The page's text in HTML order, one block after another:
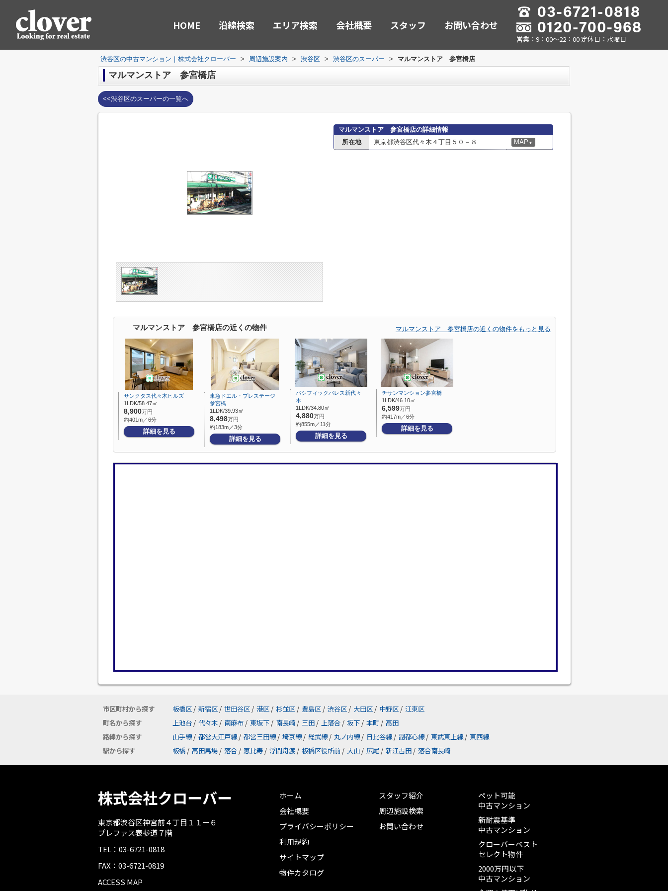
HOME 沿線検索 エリア検索 会社概要 スタッフ お問い合わせ
営業：9：00～22：00 定休日：水曜日
渋谷区の中古マンション｜株式会社クローバー > 周辺施設案内 > 渋谷区 > 渋谷区のスーパー > マルマンストア 参宮橋店
マルマンストア 参宮橋店
<<渋谷区のスーパーの一覧へ
マルマンストア 参宮橋店の詳細情報
所在地
東京都渋谷区代々木４丁目５０－８ MAP ▼
マルマンストア 参宮橋店の近くの物件 マルマンストア 参宮橋店の近くの物件をもっと見る
サンクタス代々木ヒルズ
1LDK/58.47㎡
8,900万円
約401m／6分
詳細を見る
東急ドエル・プレステージ
参宮橋
1LDK/39.93㎡
8,498万円
約183m／3分
詳細を見る
パシフィックパレス新代々
木
1LDK/34.80㎡
4,880万円
約855m／11分
詳細を見る
チサンマンション参宮橋
1LDK/46.10㎡
6,599万円
約417m／6分
詳細を見る
市区町村から探す 板橋区 / 新宿区 / 世田谷区 / 港区 / 杉並区 / 豊島区 / 渋谷区 / 大田区 / 中野区 / 江東区
町名から探す
上池台 / 代々木 / 南麻布 / 東坂下 / 南長崎 / 三田 / 上落合 / 坂下 / 本町 / 高田
路線から探す
山手線 / 都営大江戸線 / 都営三田線 / 埼京線 / 総武線 / 丸ノ内線 / 日比谷線 / 副都心線 / 東武東上線 / 東西線
駅から探す
板橋 / 高田馬場 / 落合 / 恵比寿 / 浮間舟渡 / 板橋区役所前 / 大山 / 広尾 / 新江古田 / 落合南長崎
株式会社クローバー
東京都渋谷区神宮前４丁目１１ー６
プレファス表参道７階
TEL：03-6721-0818
FAX：03-6721-0819
ACCESS MAP
ホーム
会社概要
プライバシーポリシー
利用規約
サイトマップ
物件カタログ
スタッフ紹介
周辺施設検索
お問い合わせ
ペット可能
中古マンション
新耐震基準
中古マンション
クローバーベスト
セレクト物件
2000万円以下
中古マンション